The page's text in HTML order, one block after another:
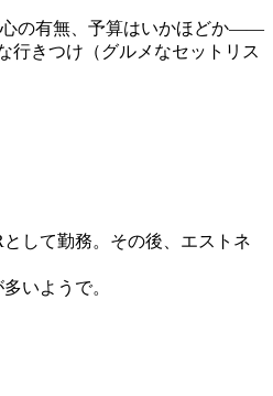
心の有無、予算はいかほどか――
行きつけ（グルメなセットリス
して勤務。その後、エストネ
いようで。